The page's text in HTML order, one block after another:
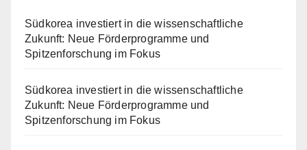
Südkorea investiert in die wissenschaftliche
Zukunft: Neue Förderprogramme und
Spitzenforschung im Fokus
Südkorea investiert in die wissenschaftliche
Zukunft: Neue Förderprogramme und
Spitzenforschung im Fokus